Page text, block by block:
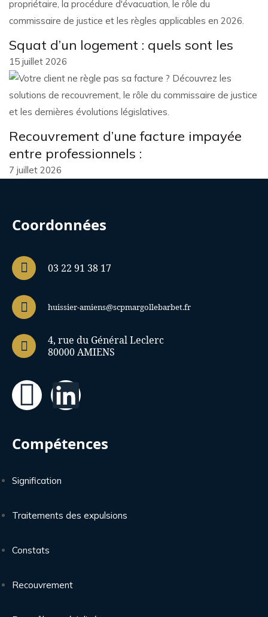
Squat d’un logement : quels sont les
15 juillet 2026
Recouvrement d’une facture impayée
entre professionnels :
7 juillet 2026
Coordonnées
03 22 91 38 17
huissier-amiens@scpmargollebarbet.fr
4, rue du Général Leclerc
80000 AMIENS
Compétences
Signification
Traitements des expulsions
Constats
Recouvrement